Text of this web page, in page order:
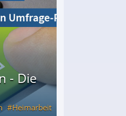
- Die
Heimarbeit